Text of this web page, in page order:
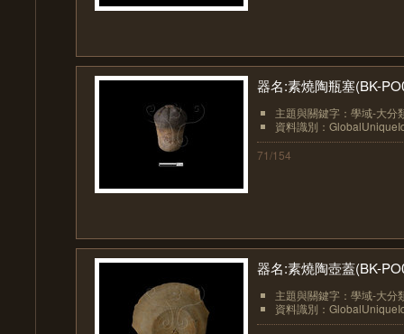
器名:素燒陶瓶塞(BK-
主題與關鍵字：學域-大分
資料識別：
71/154
器名:素燒陶壺蓋(BK-
主題與關鍵字：學域-大分
資料識別：